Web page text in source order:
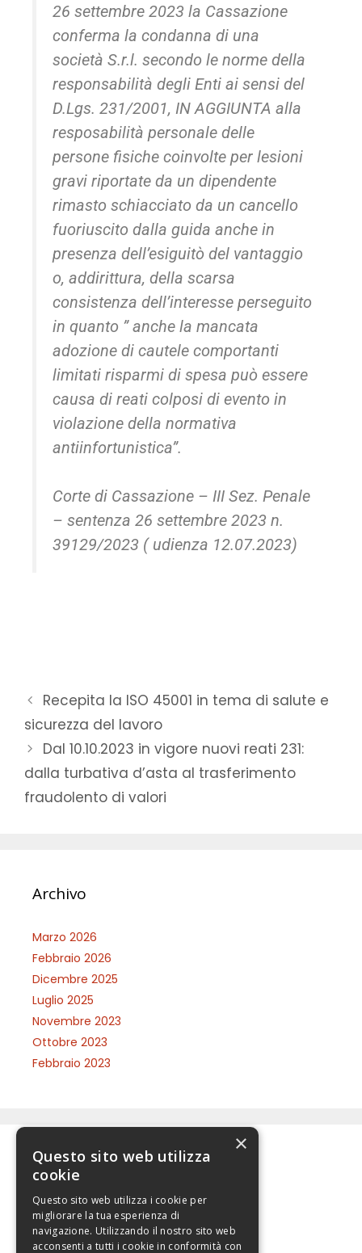
26 settembre 2023 la Cassazione
conferma la condanna di una
società S.r.l. secondo le norme della
responsabilità degli Enti ai sensi del
D.Lgs. 231/2001, IN AGGIUNTA alla
resposabilità personale delle
persone fisiche coinvolte per lesioni
gravi riportate da un dipendente
rimasto schiacciato da un cancello
fuoriuscito dalla guida anche in
presenza dell’esiguitò del vantaggio
o, addirittura, della scarsa
consistenza dell’interesse perseguito
in quanto ” anche la mancata
adozione di cautele comportanti
limitati risparmi di spesa può essere
causa di reati colposi di evento in
violazione della normativa
antiinfortunistica”.
Corte di Cassazione – III Sez. Penale
– sentenza 26 settembre 2023 n.
39129/2023 ( udienza 12.07.2023)
Recepita la ISO 45001 in tema di salute e
sicurezza del lavoro
Dal 10.10.2023 in vigore nuovi reati 231:
dalla turbativa d’asta al trasferimento
fraudolento di valori
Archivo
Marzo 2026
Febbraio 2026
Dicembre 2025
Luglio 2025
Novembre 2023
Ottobre 2023
Febbraio 2023
Categorie
JuS 231
×
Questo sito web utilizza
cookie
Questo sito web utilizza i cookie per
migliorare la tua esperienza di
navigazione. Utilizzando il nostro sito web
acconsenti a tutti i cookie in conformità con